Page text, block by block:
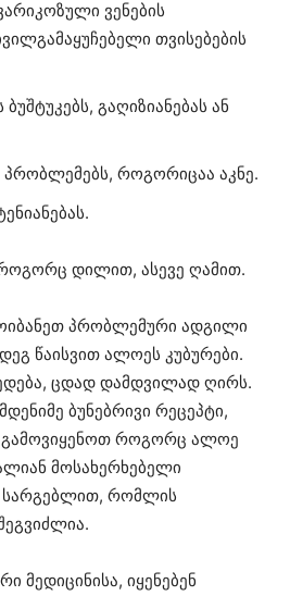
ვენების
თვისებების
გაღიზიანებას ან
პრობლემებს, როგორიცაა აკნე.
დილით, ასევე ღამით.
პრობლემური ადგილი
წაისვით ალოეს კუბურები.
ცდად დამდვილად ღირს.
ბუნებრივი რეცეპტი,
როგორც ალოე
მოსახერხებელი
სარგებლით, რომლის
მედიცინისა, იყენებენ